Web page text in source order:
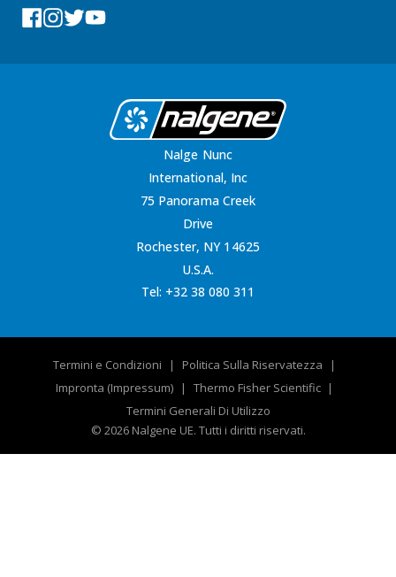
Facebook
Instagram
Tumblr
YouTube
Nalge Nunc
International, Inc
75 Panorama Creek
Drive
Rochester, NY 14625
U.S.A.
Tel: +32 38 080 311
Termini e Condizioni
Politica Sulla Riservatezza
Impronta (Impressum)
Thermo Fisher Scientific
Termini Generali Di Utilizzo
© 2026 Nalgene UE. Tutti i diritti riservati.